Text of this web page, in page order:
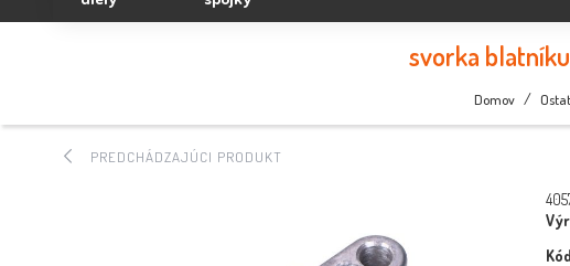
svorka
Domov /
PREDCHÁDZAJÚCI PRODUKT